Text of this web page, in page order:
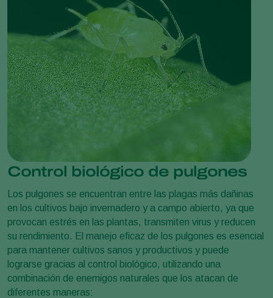
Control biológico de pulgones
Los pulgones se encuentran entre las plagas más dañinas
en los cultivos bajo invernadero y a campo abierto, ya que
provocan estrés en las plantas, transmiten virus y reducen
su rendimiento. El manejo eficaz de los pulgones es esencial
para mantener cultivos sanos y productivos y puede
lograrse gracias al control biológico, utilizando una
combinación de enemigos naturales que los atacan de
diferentes maneras: